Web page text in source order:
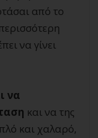
από το
να γίνει
να
και να της
και χαλαρό,